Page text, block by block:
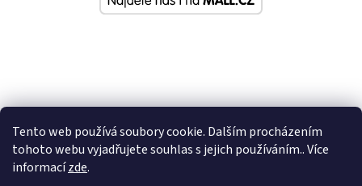
Tento web používá soubory cookie. Dalším procházením
tohoto webu vyjadřujete souhlas s jejich používáním.. Více
informacízde.